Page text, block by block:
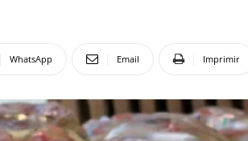
WhatsApp Email Imprimir